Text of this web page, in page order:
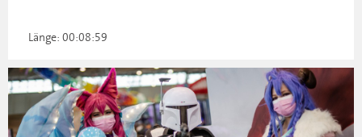
Länge: 00:08:59